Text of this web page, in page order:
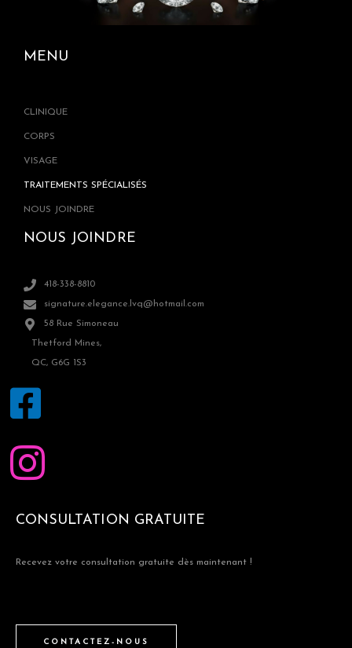
MENU
CLINIQUE
CORPS
VISAGE
TRAITEMENTS SPÉCIALISÉS
NOUS JOINDRE
NOUS JOINDRE
418-338-8810
signature.elegance.lvq@hotmail.com
58 Rue Simoneau
Thetford Mines,
QC, G6G 1S3
CONSULTATION GRATUITE
Recevez votre consultation gratuite dès maintenant !
CONTACTEZ-NOUS